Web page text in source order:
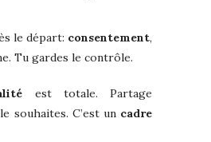
le départ: consentement,
Tu gardes le contrôle.
est totale. Partage
souhaites. C’est un cadre